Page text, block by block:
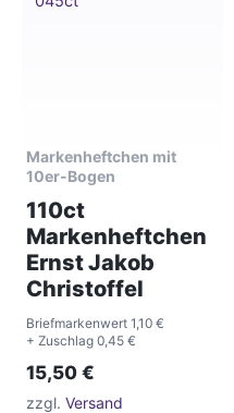
Markenheftchen mit
10er-Bogen
110ct
Markenheftchen
Ernst Jakob
Christoffel
Briefmarkenwert 1,10 €
+ Zuschlag 0,45 €
15,50 €
zzgl. Versand